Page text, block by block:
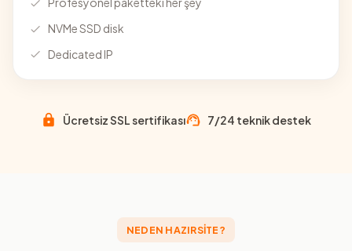
NVMe SSD disk
Dedicated IP
Ücretsiz SSL sertifikası 7/24 teknik destek
NEDEN HAZIRSİTE?